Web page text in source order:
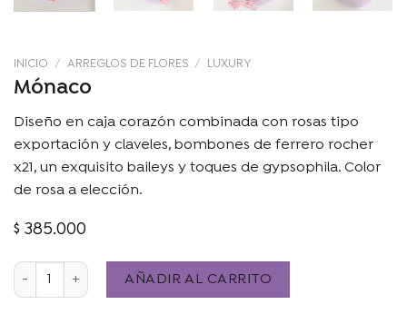
INICIO / ARREGLOS DE FLORES / LUXURY
Mónaco
Diseño en caja corazón combinada con rosas tipo
exportación y claveles, bombones de ferrero rocher
x21, un exquisito baileys y toques de gypsophila. Color
de rosa a elección.
$ 385.000
Mónaco cantidad AÑADIR AL CARRITO